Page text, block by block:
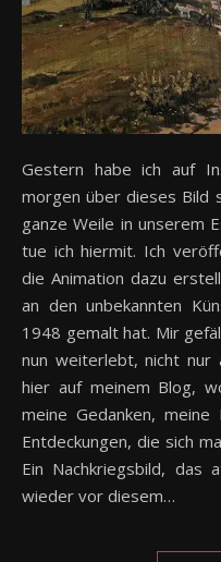
Gestern habe ich auf Instagram angekündigt, dass ich
morgen über dieses Bild
ganze Weile in unserem
tue ich hiermit. Ich
die Animation dazu
an den unbekannten
1948 gemalt hat. Mir
nun weiterlebt, nicht nur
hier auf meinem Blog,
meine Gedanken,
Entdeckungen, die sich
Ein Nachkriegsbild, das
wieder vor diesem…